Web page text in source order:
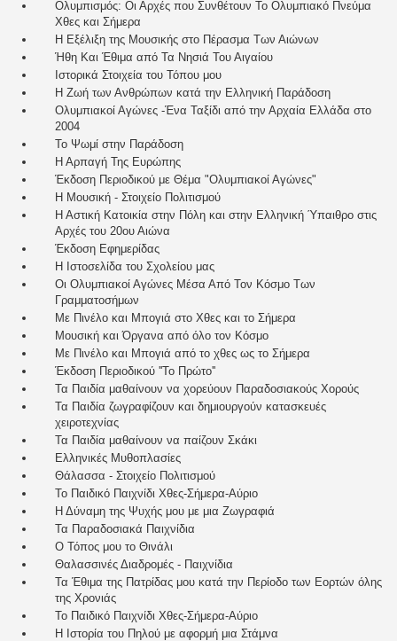
Ολυμπισμός: Οι Αρχές που Συνθέτουν Το Ολυμπιακό Πνεύμα
Χθες και Σήμερα
Η Εξέλιξη της Μουσικής στο Πέρασμα Των Αιώνων
Ήθη Και Έθιμα από Τα Νησιά Του Αιγαίου
Ιστορικά Στοιχεία του Τόπου μου
Η Ζωή των Ανθρώπων κατά την Ελληνική Παράδοση
Ολυμπιακοί Αγώνες -Ένα Ταξίδι από την Αρχαία Ελλάδα στο
2004
Το Ψωμί στην Παράδοση
Η Αρπαγή Της Ευρώπης
Έκδοση Περιοδικού με Θέμα "Ολυμπιακοί Αγώνες"
Η Μουσική - Στοιχείο Πολιτισμού
Η Αστική Κατοικία στην Πόλη και στην Ελληνική Ύπαιθρο στις
Αρχές του 20ου Αιώνα
Έκδοση Εφημερίδας
Η Ιστοσελίδα του Σχολείου μας
Οι Ολυμπιακοί Αγώνες Μέσα Από Τον Κόσμο Των
Γραμματοσήμων
Με Πινέλο και Μπογιά στο Χθες και το Σήμερα
Μουσική και Όργανα από όλο τον Κόσμο
Με Πινέλο και Μπογιά από το χθες ως το Σήμερα
Έκδοση Περιοδικού ''Το Πρώτο''
Τα Παιδία μαθαίνουν να χορεύουν Παραδοσιακούς Χορούς
Τα Παιδία ζωγραφίζουν και δημιουργούν κατασκευές
χειροτεχνίας
Τα Παιδία μαθαίνουν να παίζουν Σκάκι
Ελληνικές Μυθοπλασίες
Θάλασσα - Στοιχείο Πολιτισμού
Το Παιδικό Παιχνίδι Χθες-Σήμερα-Αύριο
Η Δύναμη της Ψυχής μου με μια Ζωγραφιά
Τα Παραδοσιακά Παιχνίδια
Ο Τόπος μου το Θινάλι
Θαλασσινές Διαδρομές - Παιχνίδια
Τα Έθιμα της Πατρίδας μου κατά την Περίοδο των Εορτών όλης
της Χρονιάς
Το Παιδικό Παιχνίδι Χθες-Σήμερα-Αύριο
Η Ιστορία του Πηλού με αφορμή μια Στάμνα